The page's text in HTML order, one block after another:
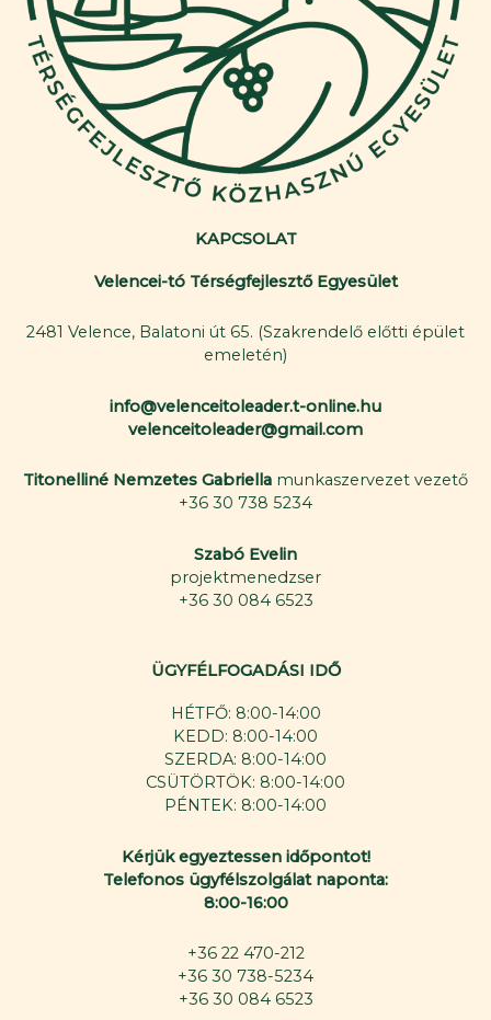
KAPCSOLAT
Velencei-tó Térségfejlesztő Egyesület
2481 Velence, Balatoni út 65. (Szakrendelő előtti épület
emeletén)
info@velenceitoleader.t-online.hu
velenceitoleader@gmail.com
Titonelliné Nemzetes Gabriella munkaszervezet vezető
+36 30 738 5234
Szabó Evelin
projektmenedzser
+36 30 084 6523
ÜGYFÉLFOGADÁSI IDŐ
HÉTFŐ: 8:00-14:00
KEDD: 8:00-14:00
SZERDA: 8:00-14:00
CSÜTÖRTÖK: 8:00-14:00
PÉNTEK: 8:00-14:00
Kérjük egyeztessen időpontot!
Telefonos ügyfélszolgálat naponta:
8:00-16:00
+36 22 470-212
+36 30 738-5234
+36 30 084 6523